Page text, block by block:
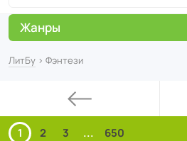
ЛитБу › Фэнтези
1 2 3 ... 650
Жанры